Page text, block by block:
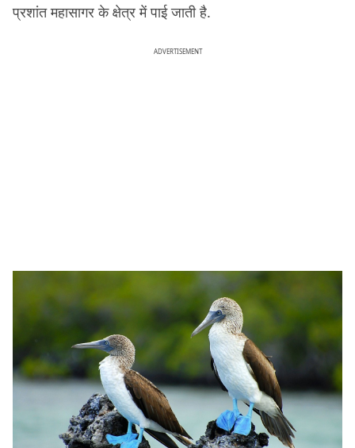
प्रशांत महासागर के क्षेत्र में पाई जाती है.
ADVERTISEMENT